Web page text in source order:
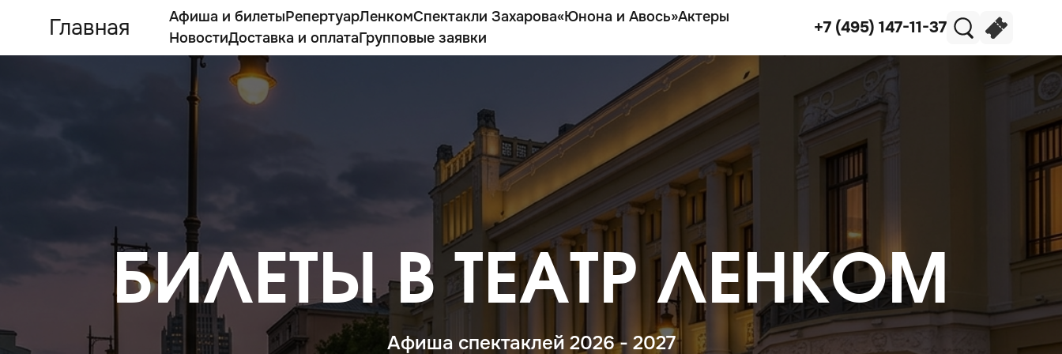
Главная Афиша и билетыРепертуарЛенкомСпектакли Захарова«Юнона и Авось»Актеры
НовостиДоставка и оплатаГрупповые заявки
+7 (495) 147-11-37
БИЛЕТЫ В ТЕАТР ЛЕНКОМ
Афиша спектаклей 2026 - 2027